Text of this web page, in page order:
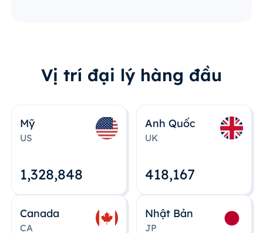
Vị trí đại lý hàng đầu
Mỹ
US
1,328,848
Anh Quốc
UK
418,167
Canada
CA
Nhật Bản
JP